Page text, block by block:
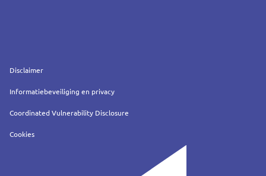
Service
Disclaimer
Informatiebeveiliging en privacy
Coordinated Vulnerability Disclosure
Cookies